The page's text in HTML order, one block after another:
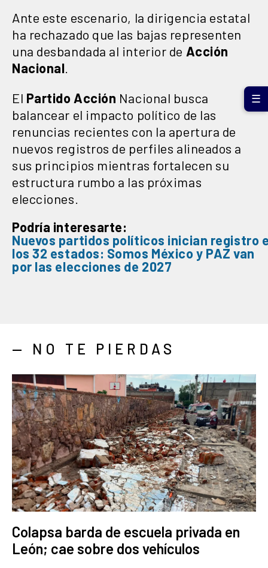
Ante este escenario, la dirigencia estatal
ha rechazado que las bajas representen
una desbandada al interior de Acción
Nacional
El Partido Acción Nacional busca
balancear el impacto político de las
renuncias recientes con la apertura de
nuevos registros de perfiles alineados a
sus principios mientras fortalecen su
estructura rumbo a las próximas
elecciones.
Podría interesarte:
Nuevos partidos políticos inician registro
los 32 estados: Somos México y PAZ van
por las elecciones de 2027
— NO TE PIERDAS
Colapsa barda de escuela privada en
León; cae sobre dos vehículos
☰